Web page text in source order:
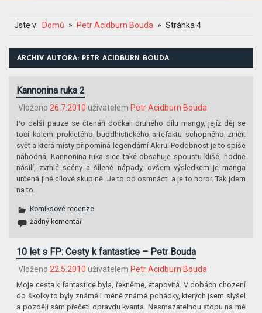
Jste v: Domů Petr Acidburn Bouda Stránka 4
ARCHIV AUTORA: PETR ACIDBURN BOUDA
Kannonina ruka 2
Vloženo 26.7.2010 uživatelem Petr Acidburn Bouda
Po delší pauze se čtenáři dočkali druhého dílu mangy, jejíž děj se
točí kolem prokletého buddhistického artefaktu schopného zničit
svět a která místy připomíná legendární Akiru. Podobnost je to spíše
náhodná, Kannonina ruka sice také obsahuje spoustu klišé, hodně
násilí, zvrhlé scény a šílené nápady, ovšem výsledkem je manga
určená jiné cílové skupině. Je to od osmnácti a je to horor. Tak jdem
na to.
Komiksové recenze
žádný komentář
10 let s FP: Cesty k fantastice – Petr Bouda
Vloženo 22.5.2010 uživatelem Petr Acidburn Bouda
Moje cesta k fantastice byla, řekněme, etapovitá. V dobách chození
do školky to byly známé i méně známé pohádky, kterých jsem slyšel
a později sám přečetl opravdu kvanta. Nesmazatelnou stopu na mě